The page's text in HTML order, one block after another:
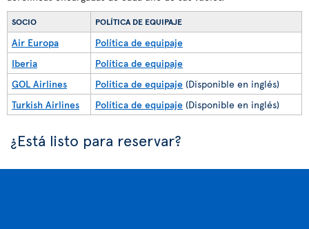
SOCIO POLÍTICA DE EQUIPAJE
Air Europa
Política de equipaje
Iberia
Política de equipaje
GOL Airlines
Política de equipaje (Disponible en inglés)
Turkish Airlines
Política de equipaje (Disponible en inglés)
¿Está listo para reservar?